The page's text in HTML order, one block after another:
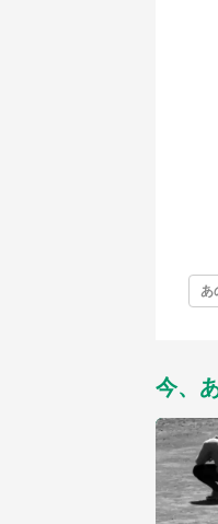
あ
今、